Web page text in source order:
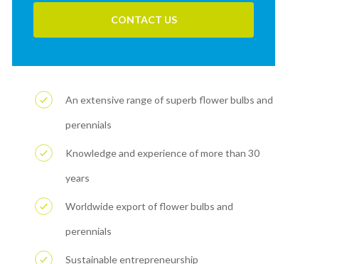
CONTACT US
An extensive range of superb flower bulbs and
perennials
Knowledge and experience of more than 30
years
Worldwide export of flower bulbs and
perennials
Sustainable entrepreneurship